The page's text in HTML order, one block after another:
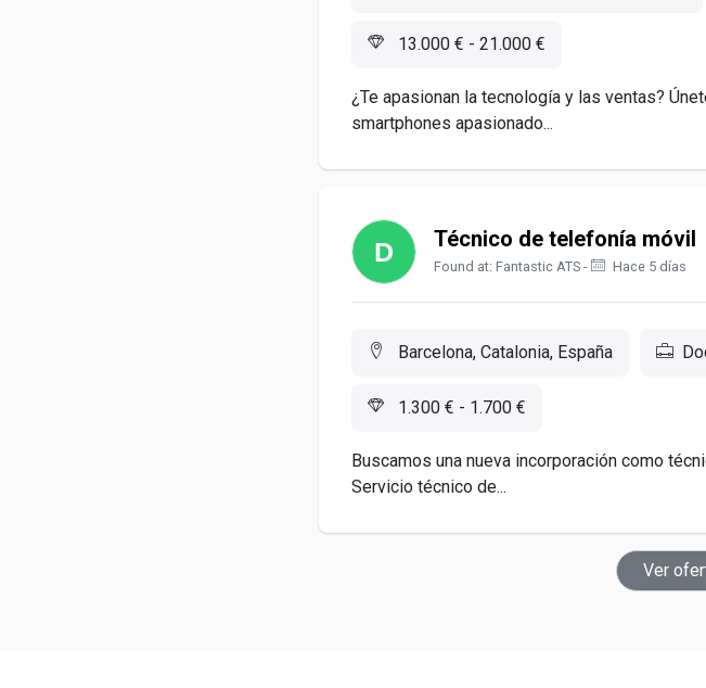
13.000 € - 21.000 €
¿Te apasionan la tecnología y las ventas?
smartphones apasionado...
Técnico de telefonía móvil
Found at: Fantastic ATS - Hace 5 días
Barcelona, Catalonia, España
1.300 € - 1.700 €
Buscamos una nueva incorporación como
Servicio técnico de...
Ver